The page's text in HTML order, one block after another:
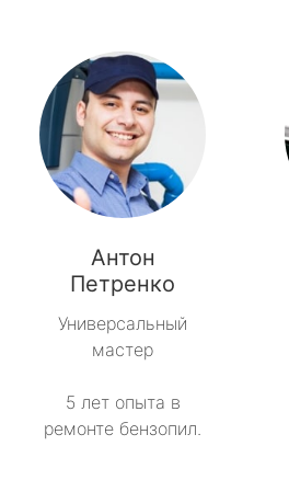
Антон
Петренко
Универсальный
мастер
5 лет опыта в
ремонте бензопил.